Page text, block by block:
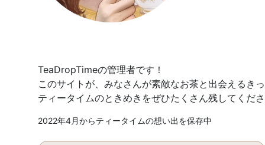
TeaDropTimeの管理者です！
このサイトが、みなさんが素敵なお茶と出会えるき
ティータイムのときめきをぜひたくさん残してくだ
2022年4月からティータイムの想い出を保存中